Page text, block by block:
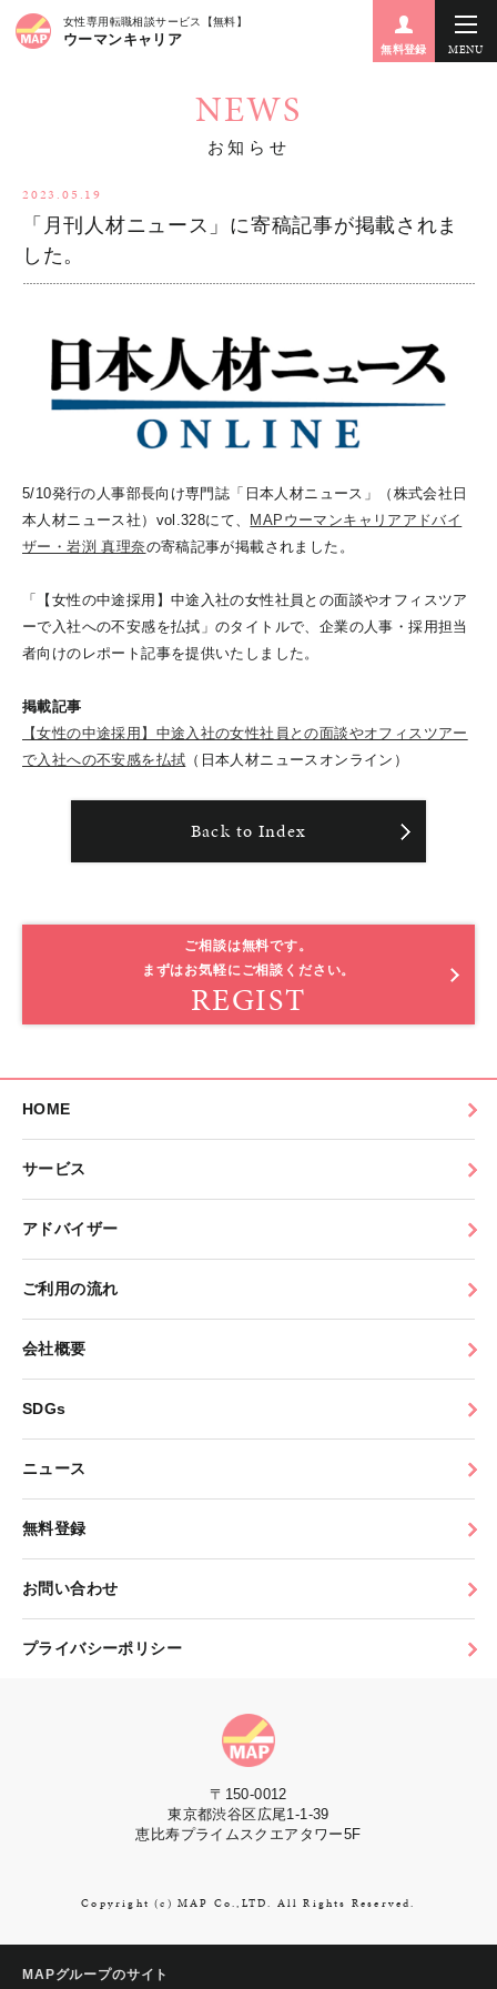
女性専用転職相談サービス【無料】
ウーマンキャリア
無料登録 MENU
NEWS
お知らせ
2023.05.19
「月刊人材ニュース」に寄稿記事が掲載されま
した。
5/10発行の人事部長向け専門誌「日本人材ニュース」（株式会社日
本人材ニュース社）vol.328にて、
MAPウーマンキャリアアドバイ
ザー・岩渕 真理奈の寄稿記事が掲載されました。
「【女性の中途採用】中途入社の女性社員との面談やオフィスツア
ーで入社への不安感を払拭」のタイトルで、企業の人事・採用担当
者向けのレポート記事を提供いたしました。
掲載記事
【女性の中途採用】中途入社の女性社員との面談やオフィスツアー
で入社への不安感を払拭 （日本人材ニュースオンライン）
Back to Index
ご相談は無料です。
まずはお気軽にご相談ください。
REGIST
HOME
サービス
アドバイザー
ご利用の流れ
会社概要
SDGs
ニュース
無料登録
お問い合わせ
プライバシーポリシー
〒150-0012
東京都渋谷区広尾1-1-39
恵比寿プライムスクエアタワー5F
Copyright (c) MAP Co.,LTD. All Rights Reserved.
MAPグループのサイト